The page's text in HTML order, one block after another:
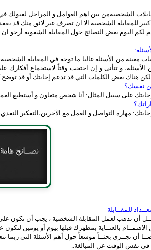
الشخصيةمن بين اهم العوامل و المراحل لقبولك
للمقابلة الشخصية الا ان تصرف غير لائق منك قد
اليوم بعض النصائح حول المقابلة الشفوية أرجو ان
معينة من الأسئلة غالبا ما توجه في المقابلة
الأسئلة، و تتأنى و إن احتجت وقتاً لاستجماع أفكارك
لكن هناك بعض الكلمات التي قد تدعم إجابتك أو قد توضح
نفسك؟
على سبيل المثال: أنا شخص متعاون و أستطيع
مهارة التواصل و العمل مع الآخرين،التفكير
للمقــابلة
أن تذهب لعمل المقابلة الشخصية ، يجب أن تكون على
بالعنــاية بمظهرك قبلها بيوم أو يومين لتكون
أن تجــري بحثــاً موسعاً حول أهم الأسئلة التى ربما
فى نفس الوقت عن المبالغة..